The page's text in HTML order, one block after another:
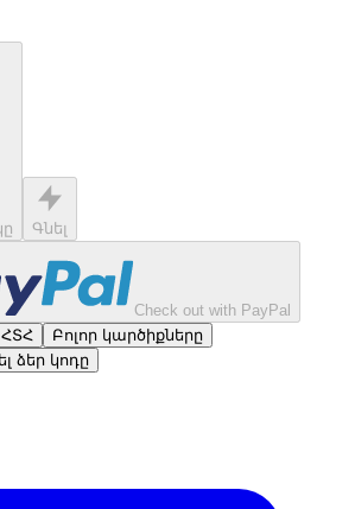
Գնել
Check out with PayPal
ՀՏՀ
Բոլոր կարծիքները
ձեր կոդը